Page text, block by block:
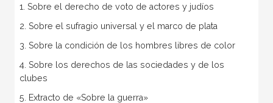
1. Sobre el derecho de voto de actores y judíos
2. Sobre el sufragio universal y el marco de plata
3. Sobre la condición de los hombres libres de color
4. Sobre los derechos de las sociedades y de los
clubes
5. Extracto de «Sobre la guerra»